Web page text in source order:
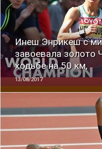
Инеш Энрикеш с
завоевала золото
ходьбе на 50 км,
13/08/2017